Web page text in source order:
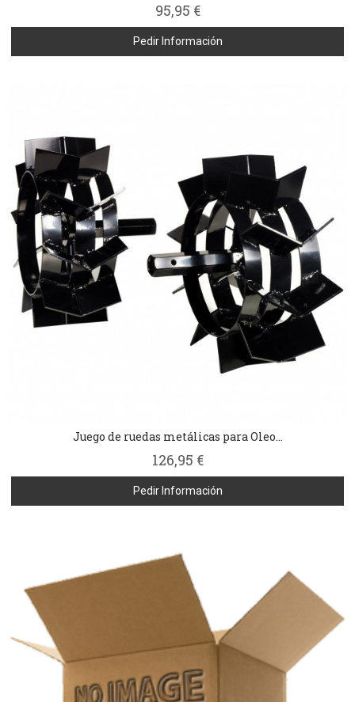
95,95 €
Pedir Información
Juego de ruedas metálicas para Oleo...
126,95 €
Pedir Información